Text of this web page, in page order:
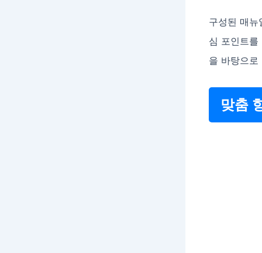
구성된 매
심 포인트
을 바탕으
맞춤